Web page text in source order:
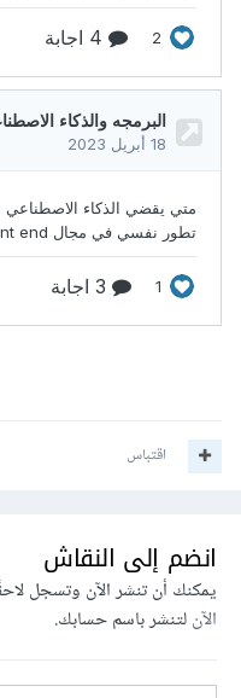
اقتباس
انضم إلى النقاش
يمكنك أن تنشر الآن وتسجل
الآنلتنشر باسم حسابك.